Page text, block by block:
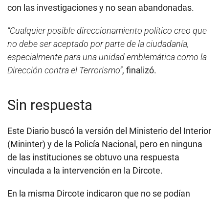
con las investigaciones y no sean abandonadas.
“Cualquier posible direccionamiento político creo que
no debe ser aceptado por parte de la ciudadanía,
especialmente para una unidad emblemática como la
Dirección contra el Terrorismo”, finalizó.
Sin respuesta
Este Diario buscó la versión del Ministerio del Interior
(Mininter) y de la Policía Nacional, pero en ninguna
de las instituciones se obtuvo una respuesta
vinculada a la intervención en la Dircote.
En la misma Dircote indicaron que no se podían